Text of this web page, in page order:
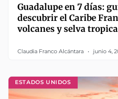
Guadalupe en 7 días:
descubrir el Caribe
volcanes y selva
Claudia Franco Alcántara junio 4,
ESTADOS UNIDOS